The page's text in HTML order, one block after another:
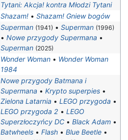
Tytani: Akcja! kontra Młodzi Tytani
Shazam! • Shazam! Gniew bogów
Superman (1941) • Superman (1996)
• Nowe przygody Supermana •
Superman (2025)
Wonder Woman • Wonder Woman
1984
Nowe przygody Batmana i
Supermana • Krypto superpies •
Zielona Latarnia • LEGO przygoda •
LEGO przygoda 2 • LEGO
Superzłoczyńcy DC • Black Adam •
Batwheels • Flash • Blue Beetle •